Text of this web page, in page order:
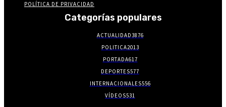
POLÍTICA DE PRIVACIDAD
Categorías populares
ACTUALIDAD3876
POLITICA2013
PORTADA617
DEPORTES577
INTERNACIONALES556
VÍDEOS531